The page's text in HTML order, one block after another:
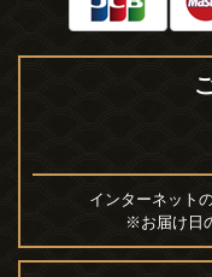
インターネット
※お届け日